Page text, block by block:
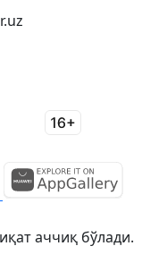
аччиқ бўлади.